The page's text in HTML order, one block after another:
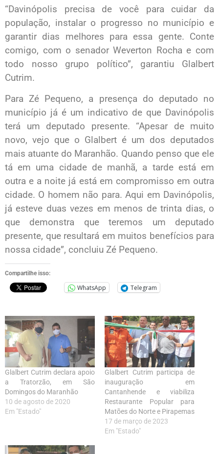
“Davinópolis precisa de você para cuidar da
população, instalar o progresso no município e
garantir dias melhores para essa gente. Conte
comigo, com o senador Weverton Rocha e com
todo nosso grupo político”, garantiu Glalbert
Cutrim.
Para Zé Pequeno, a presença do deputado no
município já é um indicativo de que Davinópolis
terá um deputado presente. “Apesar de muito
novo, vejo que o Glalbert é um dos deputados
mais atuante do Maranhão. Quando penso que ele
tá em uma cidade de manhã, a tarde está em
outra e a noite já está em compromisso em outra
cidade. O homem não para. Aqui em Davinópolis,
já esteve duas vezes em menos de trinta dias, o
que demonstra que teremos um deputado
presente, que resultará em muitos benefícios para
nossa cidade”, concluiu Zé Pequeno.
Compartilhe isso:
WhatsApp Telegram
Glalbert Cutrim declara apoio
a Tratorzão, em São
Domingos do Maranhão
10 de agosto de 2020
Em "Estado"
Glalbert Cutrim participa de
inauguração em
Cantanhende e viabiliza
Restaurante Popular para
Matões do Norte e Pirapemas
17 de março de 2023
Em "Estado"